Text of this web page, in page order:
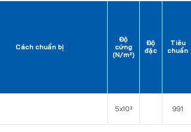
Cách chuẩn bị
Độ
cứng
(N/m²)
Độ
đặc
Tiêu
chuẩn
5x10³ 991